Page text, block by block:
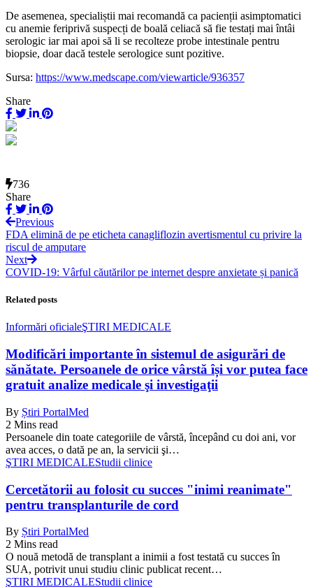
De asemenea, specialiștii mai recomandă ca pacienții asimptomatici
cu anemie feriprivă suspecți de boală celiacă să fie testați mai întâi
serologic iar mai apoi să li se recolteze probe intestinale pentru
biopsie, doar dacă testele serologice sunt pozitive.
Sursa: https://www.medscape.com/viewarticle/936357
Share
736
Share
Previous
FDA elimină de pe eticheta canagliflozin avertismentul cu privire la
riscul de amputare
Next
COVID-19: Vârful căutărilor pe internet despre anxietate și panică
Related posts
Informări oficialeŞTIRI MEDICALE
Modificări importante în sistemul de asigurări de
sănătate. Persoanele de orice vârstă își vor putea face
gratuit analize medicale şi investigaţii
By Știri PortalMed
2 Mins read
Persoanele din toate categoriile de vârstă, începând cu doi ani, vor
avea acces, o dată pe an, la servicii şi…
ŞTIRI MEDICALEStudii clinice
Cercetătorii au folosit cu succes "inimi reanimate"
pentru transplanturile de cord
By Știri PortalMed
2 Mins read
O nouă metodă de transplant a inimii a fost testată cu succes în
SUA, potrivit unui studiu clinic publicat recent…
ŞTIRI MEDICALEStudii clinice